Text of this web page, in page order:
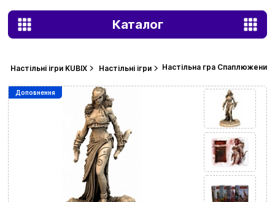
Каталог
Настільні ігри KUBIX Настільні ігри Настільна гра Спаплюжений
Доповнення